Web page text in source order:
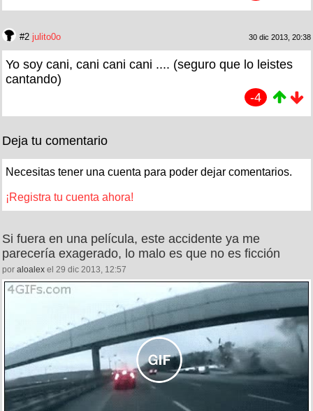
#2 julito0o 30 dic 2013, 20:38
Yo soy cani, cani cani cani .... (seguro que lo leistes
cantando)
-4
Deja tu comentario
Necesitas tener una cuenta para poder dejar comentarios.
¡Registra tu cuenta ahora!
Si fuera en una película, este accidente ya me
parecería exagerado, lo malo es que no es ficción
por aloalex el 29 dic 2013, 12:57